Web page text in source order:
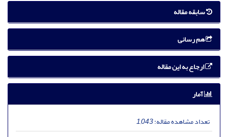
سابقه مقاله
هم رسانی
ارجاع به این مقاله
آمار
تعداد مشاهده مقاله:1,043